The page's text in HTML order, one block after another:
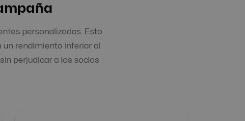
personalizadas. Esto
rendimiento inferior al
perjudicar a los socios